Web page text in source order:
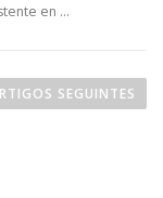
en …
SEGUINTES